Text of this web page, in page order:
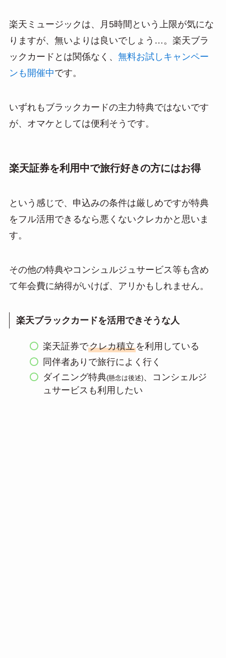
楽天ミュージックは、月5時間という上限が気にな
りますが、無いよりは良いでしょう…。楽天ブラ
ックカードとは関係なく、 無料お試しキャンペー
ンも開催中です。
いずれもブラックカードの主力特典ではないです
が、オマケとしては便利そうです。
楽天証券を利用中で旅行好きの方にはお得
という感じで、申込みの条件は厳しめですが特典
をフル活用できるなら悪くないクレカかと思いま
す。
その他の特典やコンシュルジュサービス等も含め
て年会費に納得がいけば、アリかもしれません。
楽天ブラックカードを活用できそうな人
楽天証券でクレカ積立を利用している
同伴者ありで旅行によく行く
ダイニング特典(懸念は後述)、コンシェルジ
ュサービスも利用したい